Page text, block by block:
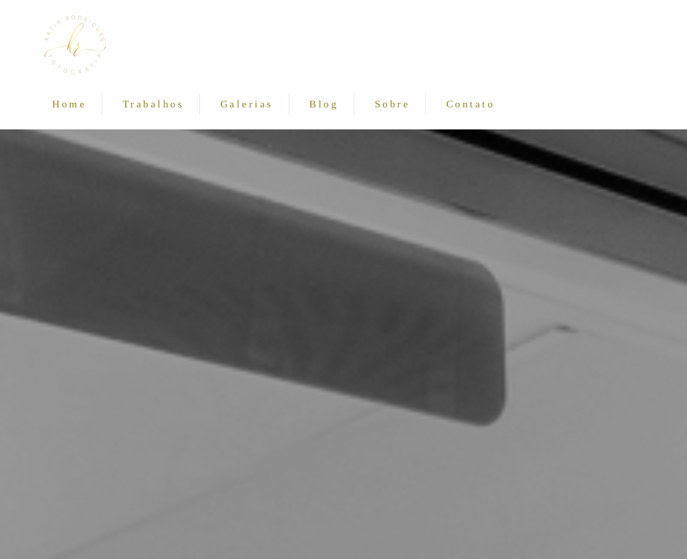
Home Trabalhos Galerias Blog Sobre Contato